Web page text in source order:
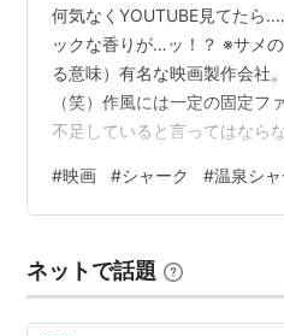
何気なくYOUTUBE見てたら
ックな香りが…ッ！？ ※サメ
る意味）有名な映画製作会社
（笑）作風には一定の固定フ
不足していると言ってはなら
らかに忍んでねぇッ！？ ジ
染力は想像を絶するな‥‥ ま
※「しゃーくちから」と読み
ク映画‥‥環境でチープな映画
#映画 #シャーク #温泉シャ
ネットで話題